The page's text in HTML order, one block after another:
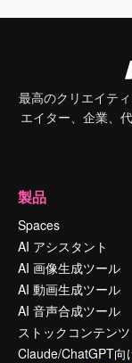
最高のクリエイテ
エイター、企業、
製品
Spaces
AI アシスタント
AI 画像生成ツール
AI 動画生成ツール
AI 音声合成ツール
ストックコンテンツ
Claude/ChatGPT向